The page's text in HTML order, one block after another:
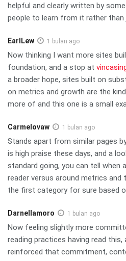
helpful and clearly written by
people to learn from it rather than
EarlLew 1 bulan ago
Now thinking I want more sites
foundation, and a stop at
a broader hope, sites built on
on metrics and growth are the
more of and this one is a small
Carmelovaw 1 bulan ago
Stands apart from similar pages
is high praise these days, and a
standard going, you can tell when
reader versus around metrics and
the first category for sure based
Darnellamoro 1 bulan ago
Now feeling slightly more
reading practices having read this,
reinforced that commitment,